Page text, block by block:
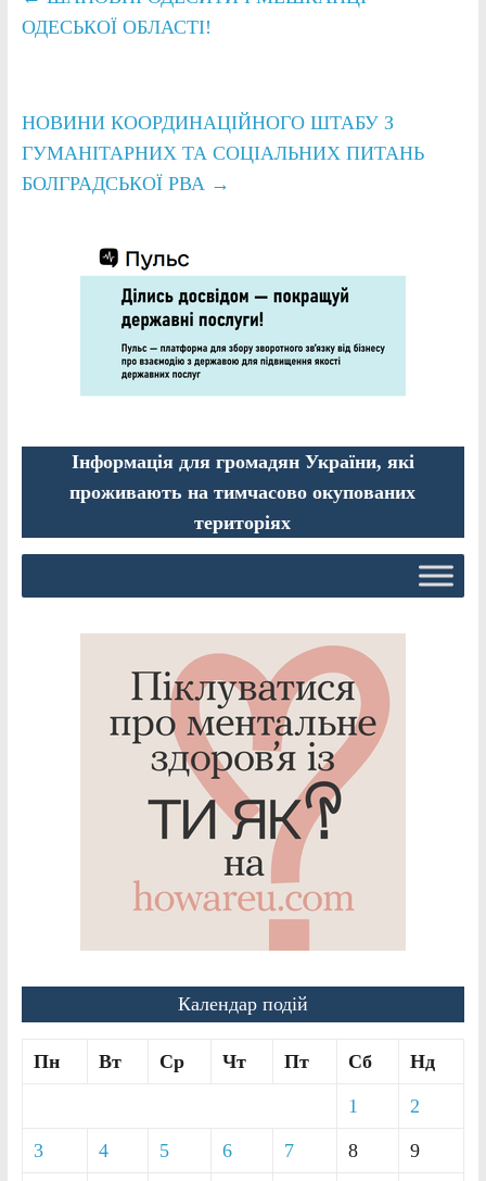
ОДЕСЬКОЇ ОБЛАСТІ!
НОВИНИ КООРДИНАЦІЙНОГО ШТАБУ З
ГУМАНІТАРНИХ ТА СОЦІАЛЬНИХ ПИТАНЬ
БОЛГРАДСЬКОЇ РВА →
Інформація для громадян України, які
проживають на тимчасово окупованих
територіях
Календар подій
Пн Вт Ср Чт Пт Сб Нд
1 2
3 4 5 6 7 8 9